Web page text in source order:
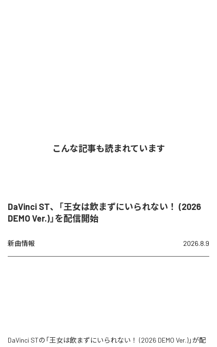
こんな記事も読まれています
DaVinci ST、「王女は飲まずにいられない！ (2026
DEMO Ver.)」を配信開始
新曲情報 2026.8.9
DaVinci STの「王女は飲まずにいられない！ (2026 DEMO Ver.)」が配